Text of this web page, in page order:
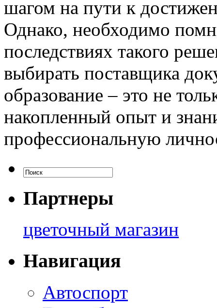
шагом на пути к
Однако, необходимо
последствиях такого
выбирать поставщика
образование – это не
накопленный опыт и
профессиональную
Партнеры
цветочный магазин
Навигация
Автоспорт